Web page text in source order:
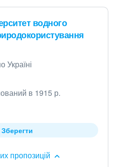
водного
Україні
в 1915 р.
пропозицій
Зберегти